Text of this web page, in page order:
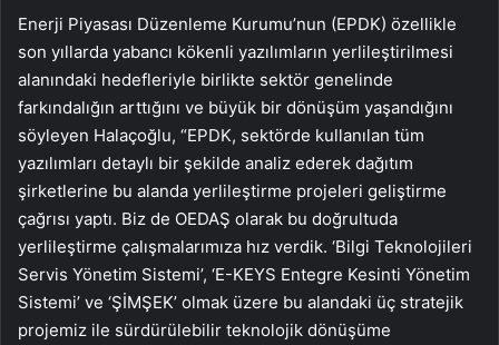
Enerji Piyasası Düzenleme Kurumu’nun (EPDK) özellikle
son yıllarda yabancı kökenli yazılımların yerlileştirilmesi
alanındaki hedefleriyle birlikte sektör genelinde
farkındalığın arttığını ve büyük bir dönüşüm yaşandığını
söyleyen Halaçoğlu, “EPDK, sektörde kullanılan tüm
yazılımları detaylı bir şekilde analiz ederek dağıtım
şirketlerine bu alanda yerlileştirme projeleri geliştirme
çağrısı yaptı. Biz de OEDAŞ olarak bu doğrultuda
yerlileştirme çalışmalarımıza hız verdik. ‘Bilgi Teknolojileri
Servis Yönetim Sistemi’, ‘E-KEYS Entegre Kesinti Yönetim
Sistemi’ ve ‘ŞİMŞEK’ olmak üzere bu alandaki üç stratejik
projemiz ile sürdürülebilir teknolojik dönüşüme